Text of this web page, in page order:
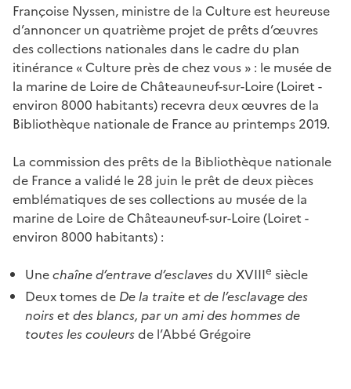
Françoise Nyssen, ministre de la Culture est heureuse
d’annoncer un quatrième projet de prêts d’œuvres
des collections nationales dans le cadre du plan
itinérance « Culture près de chez vous » : le musée de
la marine de Loire de Châteauneuf-sur-Loire (Loiret -
environ 8000 habitants) recevra deux œuvres de la
Bibliothèque nationale de France au printemps 2019.
La commission des prêts de la Bibliothèque nationale
de France a validé le 28 juin le prêt de deux pièces
emblématiques de ses collections au musée de la
marine de Loire de Châteauneuf-sur-Loire (Loiret -
environ 8000 habitants) :
Unechaîne d’entrave d’esclavesdu XVIIIe siècle
Deux tomes de De la traite et de l’esclavage des
noirs et des blancs, par un ami des hommes de
toutes les couleursde l’Abbé Grégoire